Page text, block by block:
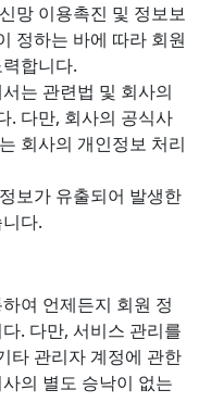
망 이용촉진 및 정보보
정하는 바에 따라 회원
합니다.
는 관련법 및 회사의
. 다만, 회사의 공식사
회사의 개인정보 처리
보가 유출되어 발생한
다.
여 언제든지 회원 정
. 다만, 서비스 관리를
타 관리자 계정에 관한
사의 별도 승낙이 없는